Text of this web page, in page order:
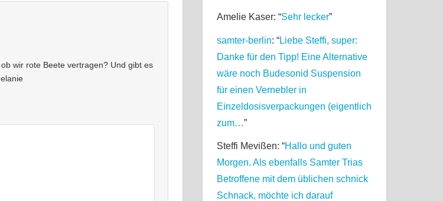
wir rote Beete vertragen? Und gibt es
Amelie Kaser: “Sehr lecker”
samter-berlin: “Liebe Steffi, super:
Danke für den Tipp! Eine Alternative
wäre noch Budesonid Suspension
für einen Vernebler in
Einzeldosisverpackungen (eigentlich
zum…”
Steffi Mevißen: “Hallo und guten
Morgen. Als ebenfalls Samter Trias
Betroffene mit dem üblichen schnick
Schnack, möchte ich darauf